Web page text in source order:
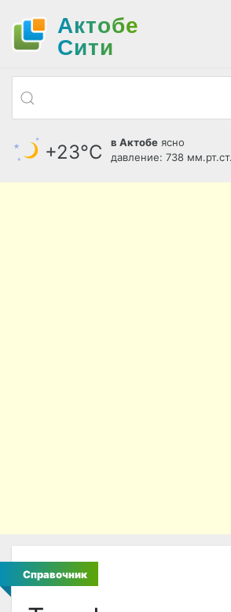
Актобе
Cити
+23°С в Актобе ясно
давление: 738 мм.рт.ст.
Справочник